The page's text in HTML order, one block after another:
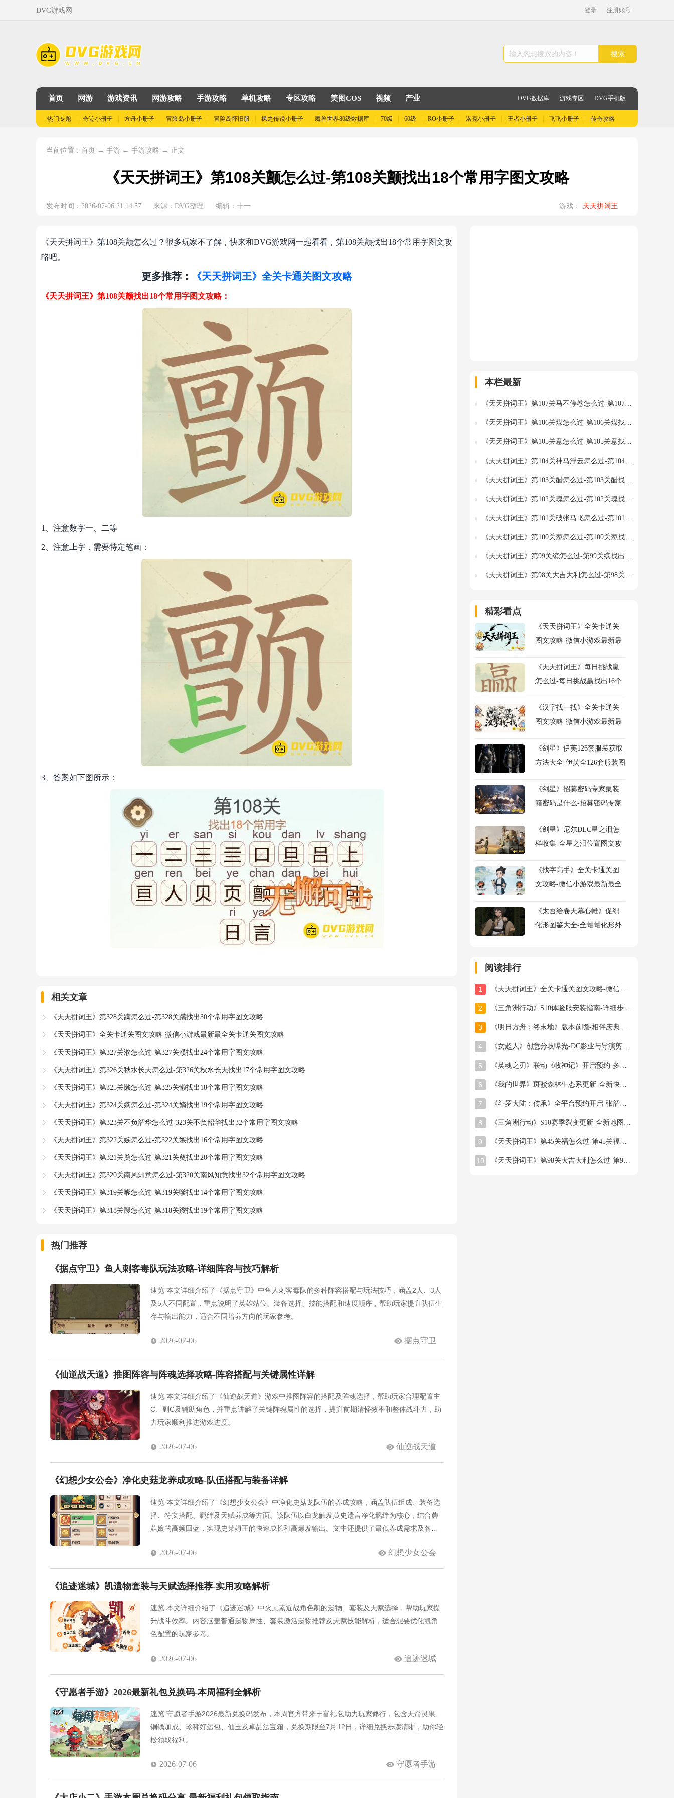
DVG游戏网 登录 注册账号
搜索
首页 网游 游戏资讯 网游攻略 手游攻略 单机攻略 专区攻略 美图COS 视频 产业 DVG数据库 游戏专区 DVG手机版
热门专题 奇迹小册子 方舟小册子 冒险岛小册子 冒险岛怀旧服 枫之传说小册子 魔兽世界80级数据库 70级 60级 RO小册子 洛克小册子 王者小册子 飞飞小册子 传奇攻略
当前位置： 首页 → 手游 → 手游攻略 → 正文
《天天拼词王》第108关颤怎么过-第108关颤找出18个常用字图文攻略
发布时间：2026-07-06 21:14:57 来源：DVG整理 编辑：十一 游戏： 天天拼词王
《天天拼词王》第108关颤怎么过？很多玩家不了解，快来和DVG游戏网一起看看，第108关颤找出18个常用字图文攻
略吧。
更多推荐： 《天天拼词王》全关卡通关图文攻略
《天天拼词王》第108关颤找出18个常用字图文攻略：
1、注意数字一、二等
2、注意 上字，需要特定笔画：
3、答案如下图所示：
相关文章
《天天拼词王》第328关蹒怎么过-第328关蹒找出30个常用字图文攻略
《天天拼词王》全关卡通关图文攻略-微信小游戏最新最全关卡通关图文攻略
《天天拼词王》第327关濮怎么过-第327关濮找出24个常用字图文攻略
《天天拼词王》第326关秋水长天怎么过-第326关秋水长天找出17个常用字图文攻略
《天天拼词王》第325关懒怎么过-第325关懒找出18个常用字图文攻略
《天天拼词王》第324关嫡怎么过-第324关嫡找出19个常用字图文攻略
《天天拼词王》第323关不负韶华怎么过-323关不负韶华找出32个常用字图文攻略
《天天拼词王》第322关嫉怎么过-第322关嫉找出16个常用字图文攻略
《天天拼词王》第321关奠怎么过-第321关奠找出20个常用字图文攻略
《天天拼词王》第320关南风知意怎么过-第320关南风知意找出32个常用字图文攻略
《天天拼词王》第319关嗲怎么过-第319关嗲找出14个常用字图文攻略
《天天拼词王》第318关躞怎么过-第318关躞找出19个常用字图文攻略
热门推荐
《据点守卫》鱼人刺客毒队玩法攻略-详细阵容与技巧解析
速览 本文详细介绍了《据点守卫》中鱼人刺客毒队的多种阵容搭配与玩法技巧，涵盖2人、3人
及5人不同配置，重点说明了英雄站位、装备选择、技能搭配和速度顺序，帮助玩家提升队伍生
存与输出能力，适合不同培养方向的玩家参考。
2026-07-06 据点守卫
《仙逆战天道》推图阵容与阵魂选择攻略-阵容搭配与关键属性详解
速览 本文详细介绍了《仙逆战天道》游戏中推图阵容的搭配及阵魂选择，帮助玩家合理配置主
C、副C及辅助角色，并重点讲解了关键阵魂属性的选择，提升前期清怪效率和整体战斗力，助
力玩家顺利推进游戏进度。
2026-07-06 仙逆战天道
《幻想少女公会》净化史菇龙养成攻略-队伍搭配与装备详解
速览 本文详细介绍了《幻想少女公会》中净化史菇龙队伍的养成攻略，涵盖队伍组成、装备选
择、符文搭配、羁绊及天赋养成等方面。该队伍以白龙触发黄史遗言净化羁绊为核心，结合蘑
菇娘的高频回蓝，实现史莱姆王的快速成长和高爆发输出。文中还提供了最低养成需求及各角
2026-07-06 幻想少女公会
《追迹迷城》凯遗物套装与天赋选择推荐-实用攻略解析
速览 本文详细介绍了《追迹迷城》中火元素近战角色凯的遗物、套装及天赋选择，帮助玩家提
升战斗效率。内容涵盖普通遗物属性、套装激活遗物推荐及天赋技能解析，适合想要优化凯角
色配置的玩家参考。
2026-07-06 追迹迷城
《守愿者手游》2026最新礼包兑换码-本周福利全解析
速览 守愿者手游2026最新兑换码发布，本周官方带来丰富礼包助力玩家修行，包含天命灵果、
铜钱加成、珍稀好运包、仙玉及卓品法宝箱，兑换期限至7月12日，详细兑换步骤清晰，助你轻
松领取福利。
2026-07-06 守愿者手游
本栏最新
《天天拼词王》第107关马不停卷怎么过-第107关马不停卷找出22个常用字图文攻略
《天天拼词王》第106关煤怎么过-第106关煤找出17个常用字图文攻略
《天天拼词王》第105关意怎么过-第105关意找出15个常用字图文攻略
《天天拼词王》第104关神马浮云怎么过-第104关神马浮云找出19个常用字图文攻略
《天天拼词王》第103关醋怎么过-第103关醋找出21个常用字图文攻略
《天天拼词王》第102关瑰怎么过-第102关瑰找出14个常用字图文攻略
《天天拼词王》第101关破张马飞怎么过-第101关破张马飞找出19个常用字图文攻略
《天天拼词王》第100关葱怎么过-第100关葱找出15个常用字图文攻略
《天天拼词王》第99关缤怎么过-第99关缤找出15个常用字图文攻略
《天天拼词王》第98关大吉大利怎么过-第98关大吉大利找出26个常用字图文攻略
精彩看点
《天天拼词王》全关卡通关
图文攻略-微信小游戏最新最
《天天拼词王》每日挑战赢
怎么过-每日挑战赢找出16个
《汉字找一找》全关卡通关
图文攻略-微信小游戏最新最
《剑星》伊芙126套服装获取
方法大全-伊芙全126套服装图
《剑星》招募密码专家集装
箱密码是什么-招募密码专家
《剑星》尼尔DLC星之泪怎
样收集-全星之泪位置图文攻
《找字高手》全关卡通关图
文攻略-微信小游戏最新最全
《太吾绘卷天幕心帷》促织
化形图鉴大全-全蛐蛐化形外
阅读排行
1 《天天拼词王》全关卡通关图文攻略-微信小游戏最新最全关卡通关图文攻略
2 《三角洲行动》S10体验服安装指南-详细步骤与注意事项
3 《明日方舟：终末地》版本前瞻-相伴庆典与新干员登场
4 《女超人》创意分歧曝光-DC影业与导演剪辑之争
5 《英魂之刃》联动《牧神记》开启预约-多款旧皮返场半价星陨龙坐骑限时秒杀
6 《我的世界》斑驳森林生态系更新-全新快照版本抢先体验开启
7 《斗罗大陆：传承》全平台预约开启-张韶涵领衔邀你破茧成神
8 《三角洲行动》S10赛季裂变更新-全新地图首领与联动福利
9 《天天拼词王》第45关福怎么过-第45关福找出16个常用字图文攻略
10 《天天拼词王》第98关大吉大利怎么过-第98关大吉大利找出26个常用字图文攻略